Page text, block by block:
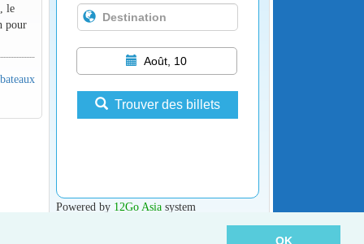
OK
le
pour
Août, 10
Trouver des billets
Powered by 12Go Asiasystem